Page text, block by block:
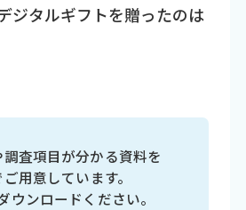
ジタルギフトを贈ったのは
査項目が分かる資料を
用意しています。
ウンロードください。